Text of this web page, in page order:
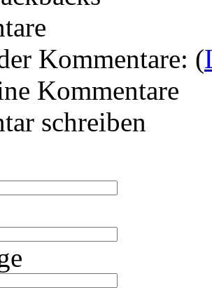
Kommentare: (
Kommentare
schreiben